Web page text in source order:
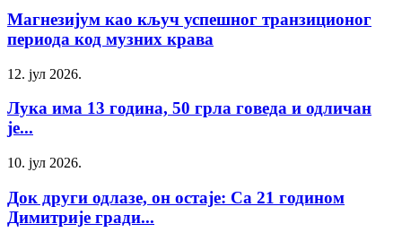
Магнезијум као кључ успешног транзиционог
периода код музних крава
12. јул 2026.
Лука има 13 година, 50 грла говеда и одличан
је...
10. јул 2026.
Док други одлазе, он остаје: Са 21 годином
Димитрије гради...